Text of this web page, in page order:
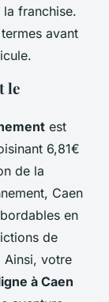
franchise.
avant
le
est
6,81€
de la
Caen
en
de
Ainsi, votre
à Caen